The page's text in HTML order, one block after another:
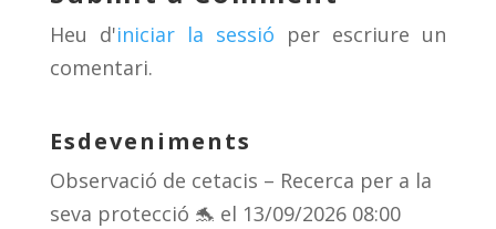
s m te
ix
Heu d'iniciar la sessió per escriure un
comentari.
Esdeveniments
Observació de cetacis – Recerca per a la
seva protecció 🐬 el 13/09/2026 08:00